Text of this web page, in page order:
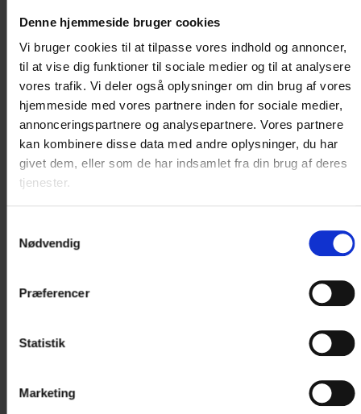
Denne hjemmeside bruger cookies
Vi bruger cookies til at tilpasse vores indhold og annoncer,
til at vise dig funktioner til sociale medier og til at analysere
vores trafik. Vi deler også oplysninger om din brug af vores
hjemmeside med vores partnere inden for sociale medier,
annonceringspartnere og analysepartnere. Vores partnere
kan kombinere disse data med andre oplysninger, du har
givet dem, eller som de har indsamlet fra din brug af deres
tjenester.
Nødvendig
Præferencer
Statistik
Marketing
VI TAGER ANSVAR FOR MILJØET
Hotel Medi er Green Key certificeret. Green Key er en
international mærkning i turismen for bæredygtige tiltag